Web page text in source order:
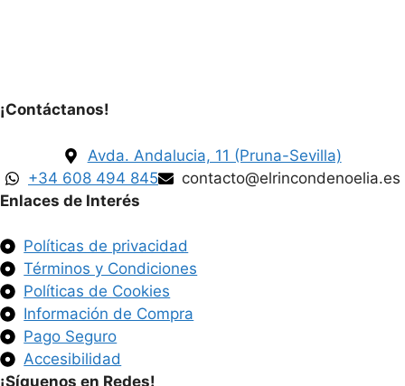
¡Contáctanos!
Avda. Andalucia, 11 (Pruna-Sevilla)
+34 608 494 845
contacto@elrincondenoelia.es
Enlaces de Interés
Políticas de privacidad
Términos y Condiciones
Políticas de Cookies
Información de Compra
Pago Seguro
Accesibilidad
¡Síguenos en Redes!